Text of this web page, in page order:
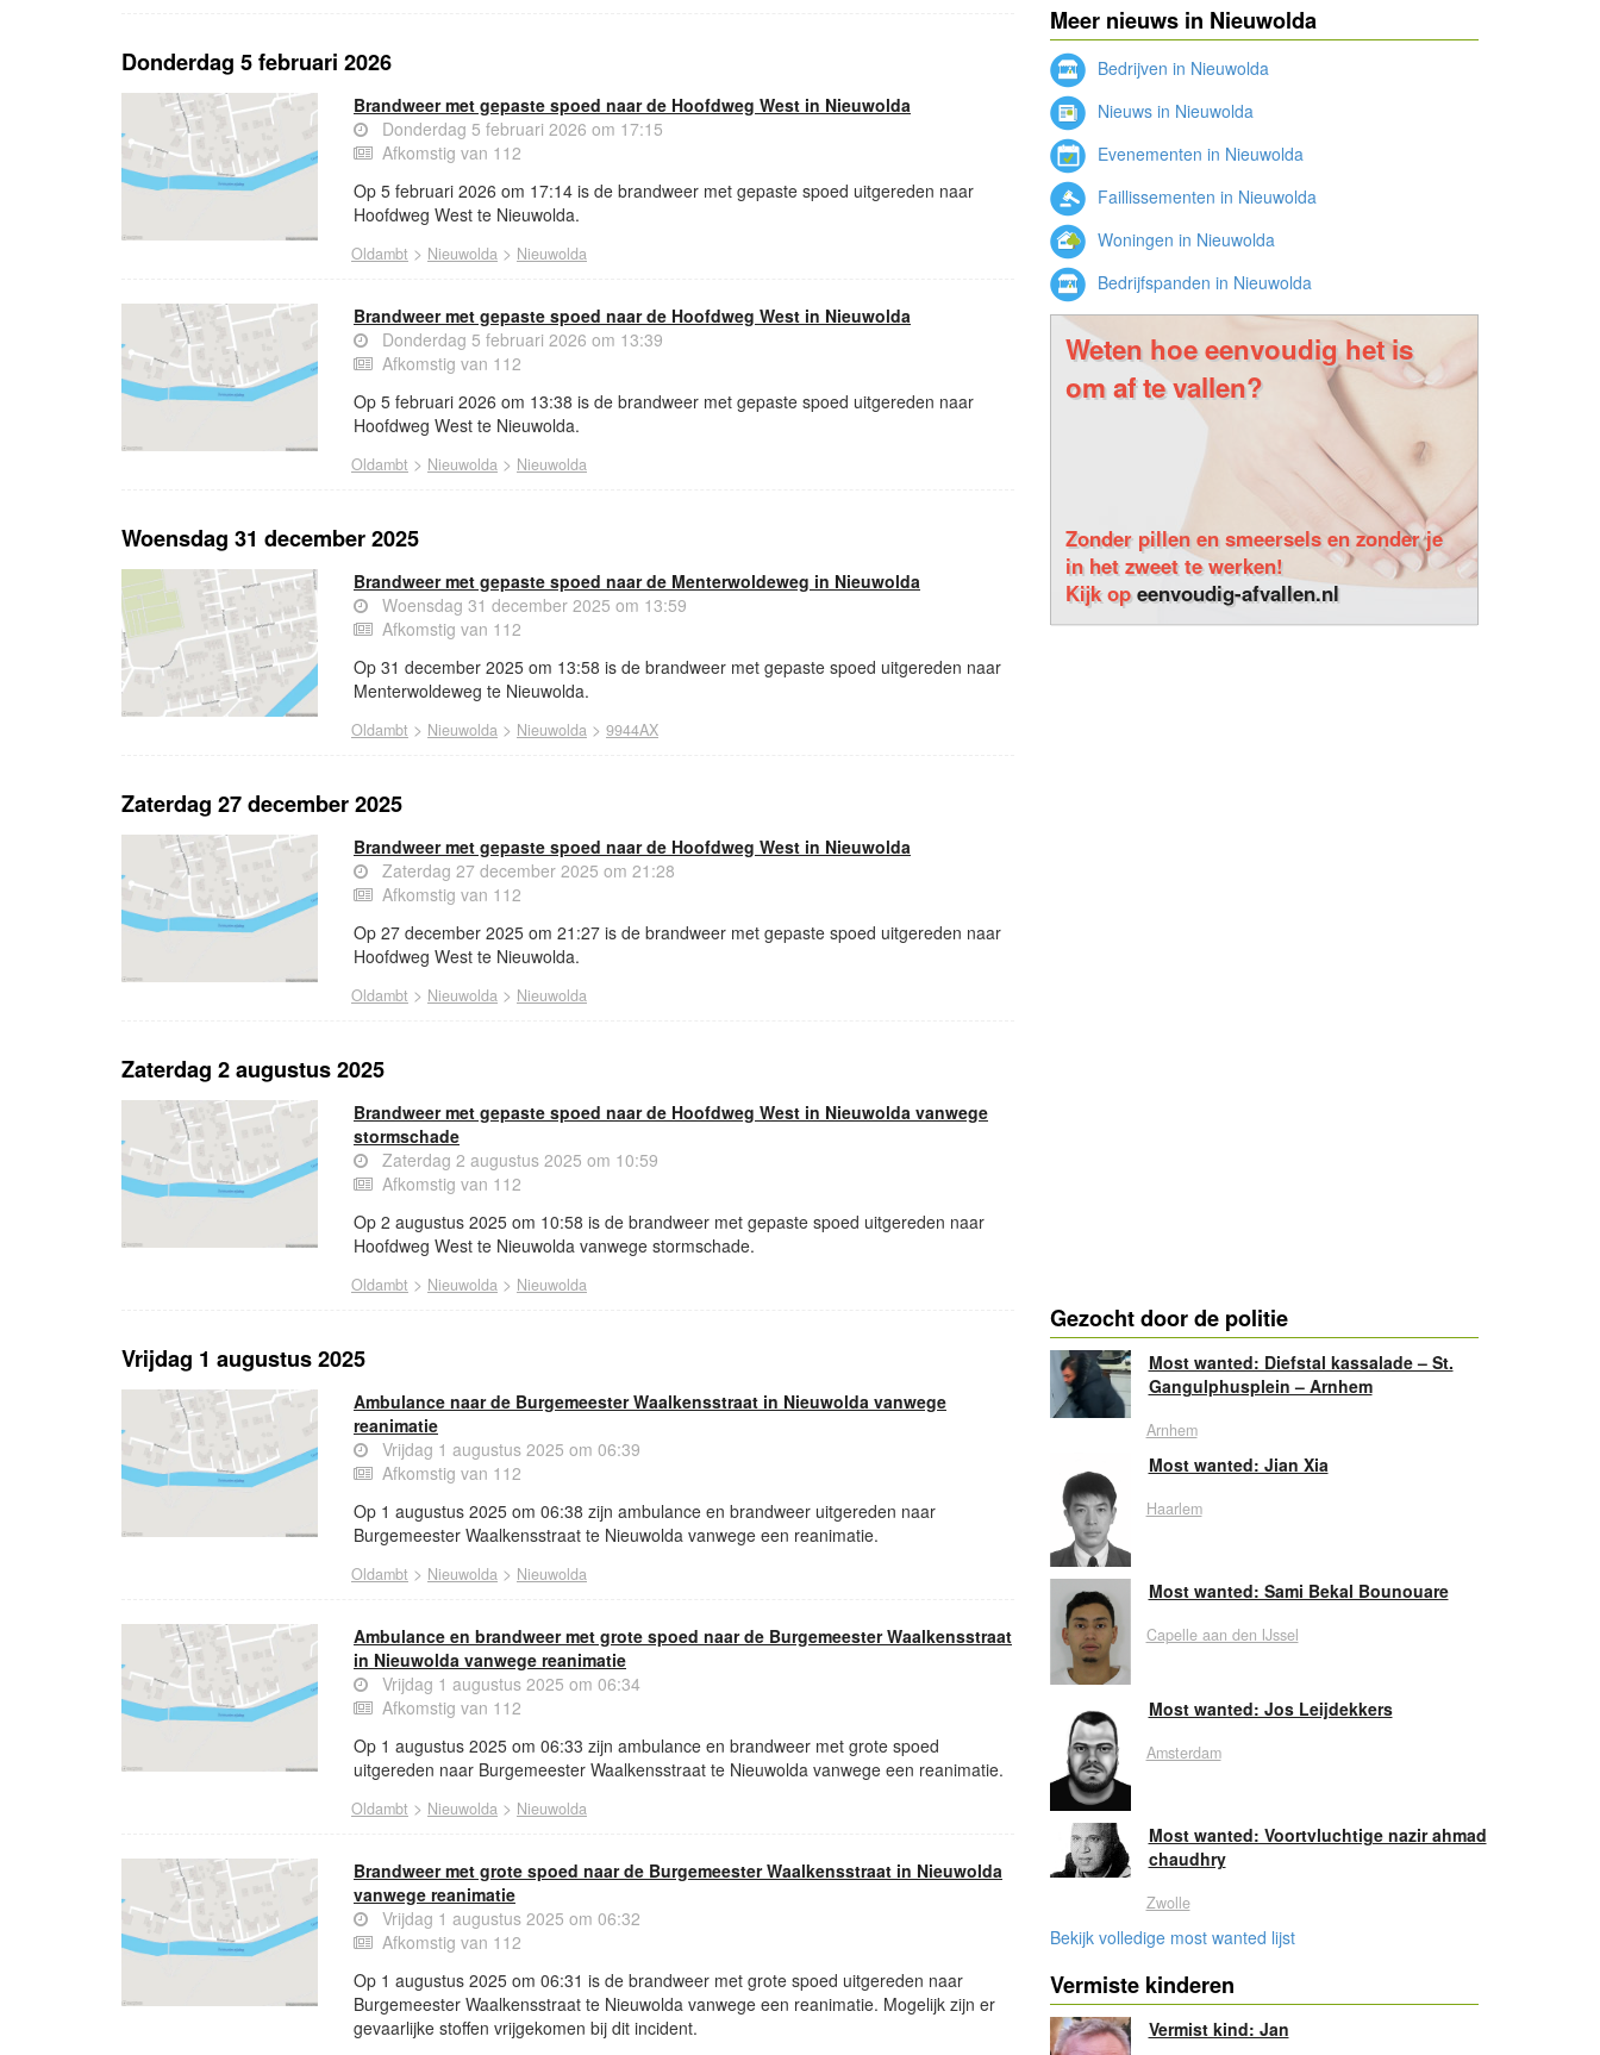
Donderdag 5 februari 2026
Brandweer met gepaste spoed naar de Hoofdweg West in Nieuwolda
Donderdag 5 februari 2026 om 17:15
Afkomstig van 112
Op 5 februari 2026 om 17:14 is de brandweer met gepaste spoed uitgereden naar
Hoofdweg West te Nieuwolda.
Oldambt > Nieuwolda > Nieuwolda
Brandweer met gepaste spoed naar de Hoofdweg West in Nieuwolda
Donderdag 5 februari 2026 om 13:39
Afkomstig van 112
Op 5 februari 2026 om 13:38 is de brandweer met gepaste spoed uitgereden naar
Hoofdweg West te Nieuwolda.
Oldambt > Nieuwolda > Nieuwolda
Woensdag 31 december 2025
Brandweer met gepaste spoed naar de Menterwoldeweg in Nieuwolda
Woensdag 31 december 2025 om 13:59
Afkomstig van 112
Op 31 december 2025 om 13:58 is de brandweer met gepaste spoed uitgereden naar
Menterwoldeweg te Nieuwolda.
Oldambt > Nieuwolda > Nieuwolda > 9944AX
Zaterdag 27 december 2025
Brandweer met gepaste spoed naar de Hoofdweg West in Nieuwolda
Zaterdag 27 december 2025 om 21:28
Afkomstig van 112
Op 27 december 2025 om 21:27 is de brandweer met gepaste spoed uitgereden naar
Hoofdweg West te Nieuwolda.
Oldambt > Nieuwolda > Nieuwolda
Zaterdag 2 augustus 2025
Brandweer met gepaste spoed naar de Hoofdweg West in Nieuwolda vanwege
stormschade
Zaterdag 2 augustus 2025 om 10:59
Afkomstig van 112
Op 2 augustus 2025 om 10:58 is de brandweer met gepaste spoed uitgereden naar
Hoofdweg West te Nieuwolda vanwege stormschade.
Oldambt > Nieuwolda > Nieuwolda
Vrijdag 1 augustus 2025
Ambulance naar de Burgemeester Waalkensstraat in Nieuwolda vanwege
reanimatie
Vrijdag 1 augustus 2025 om 06:39
Afkomstig van 112
Op 1 augustus 2025 om 06:38 zijn ambulance en brandweer uitgereden naar
Burgemeester Waalkensstraat te Nieuwolda vanwege een reanimatie.
Oldambt > Nieuwolda > Nieuwolda
Ambulance en brandweer met grote spoed naar de Burgemeester Waalkensstraat
in Nieuwolda vanwege reanimatie
Vrijdag 1 augustus 2025 om 06:34
Afkomstig van 112
Op 1 augustus 2025 om 06:33 zijn ambulance en brandweer met grote spoed
uitgereden naar Burgemeester Waalkensstraat te Nieuwolda vanwege een reanimatie.
Oldambt > Nieuwolda > Nieuwolda
Brandweer met grote spoed naar de Burgemeester Waalkensstraat in Nieuwolda
vanwege reanimatie
Vrijdag 1 augustus 2025 om 06:32
Afkomstig van 112
Op 1 augustus 2025 om 06:31 is de brandweer met grote spoed uitgereden naar
Burgemeester Waalkensstraat te Nieuwolda vanwege een reanimatie. Mogelijk zijn er
gevaarlijke stoffen vrijgekomen bij dit incident.
Meer nieuws in Nieuwolda
Bedrijven in Nieuwolda
Nieuws in Nieuwolda
Evenementen in Nieuwolda
Faillissementen in Nieuwolda
Woningen in Nieuwolda
Bedrijfspanden in Nieuwolda
Weten hoe eenvoudig het is
om af te vallen?
Zonder pillen en smeersels en zonder je
in het zweet te werken!
Kijk opeenvoudig-afvallen.nl
Gezocht door de politie
Most wanted: Diefstal kassalade – St.
Gangulphusplein – Arnhem
Arnhem
Most wanted: Jian Xia
Haarlem
Most wanted: Sami Bekal Bounouare
Capelle aan den IJssel
Most wanted: Jos Leijdekkers
Amsterdam
Most wanted: Voortvluchtige nazir ahmad
chaudhry
Zwolle
Bekijk volledige most wanted lijst
Vermiste kinderen
Vermist kind: Jan